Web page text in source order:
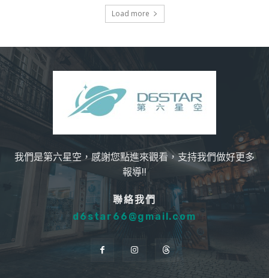
Load more
我們是第六星空，感謝您點進來觀看，支持我們做好更多
報導!!
聯絡我們
d6star66@gmail.com